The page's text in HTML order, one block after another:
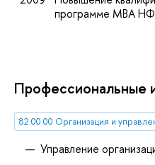
программе МВА
Профессиональные
82.00.00 Организация и
Управление